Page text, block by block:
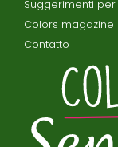
Suggerimenti
Colors magazine
Contatto